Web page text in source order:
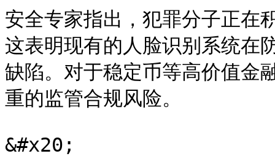
安全专家指出，犯罪分子正在
这表明现有的人脸识别系统在
缺陷。对于稳定币等高价值金
重的监管合规风险。
&#x20;